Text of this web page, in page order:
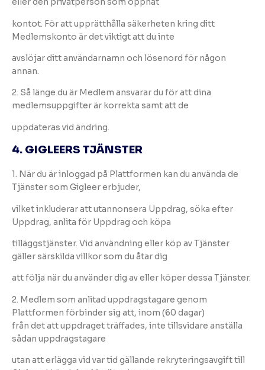
kontot. För att upprätthålla säkerheten kring ditt
Medlemskonto är det viktigt att du inte
avslöjar ditt användarnamn och lösenord för någon
annan.
2. Så länge du är Medlem ansvarar du för att dina
medlemsuppgifter är korrekta samt att de
uppdateras vid ändring.
4. GIGLEERS TJÄNSTER
1. När du är inloggad på Plattformen kan du använda de
Tjänster som Gigleer erbjuder,
vilket inkluderar att utannonsera Uppdrag, söka efter
Uppdrag, anlita för Uppdrag och köpa
tilläggstjänster. Vid användning eller köp av Tjänster
gäller särskilda villkor som du åtar dig
att följa när du använder dig av eller köper dessa Tjänster.
2. Medlem som anlitad uppdragstagare genom
Plattformen förbinder sig att, inom (60 dagar)
från det att uppdraget träffades, inte tillsvidare anställa
sådan uppdragstagare
utan att erlägga vid var tid gällande rekryteringsavgift till